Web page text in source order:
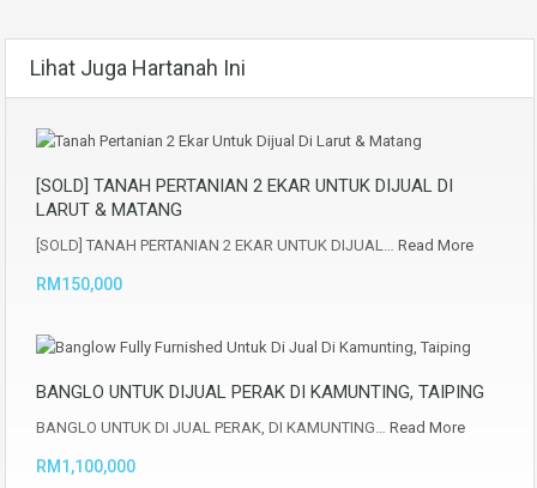
Lihat Juga Hartanah Ini
[SOLD] TANAH PERTANIAN 2 EKAR UNTUK DIJUAL DI
LARUT & MATANG
[SOLD] TANAH PERTANIAN 2 EKAR UNTUK DIJUAL… Read More
RM150,000
BANGLO UNTUK DIJUAL PERAK DI KAMUNTING, TAIPING
BANGLO UNTUK DI JUAL PERAK, DI KAMUNTING… Read More
RM1,100,000